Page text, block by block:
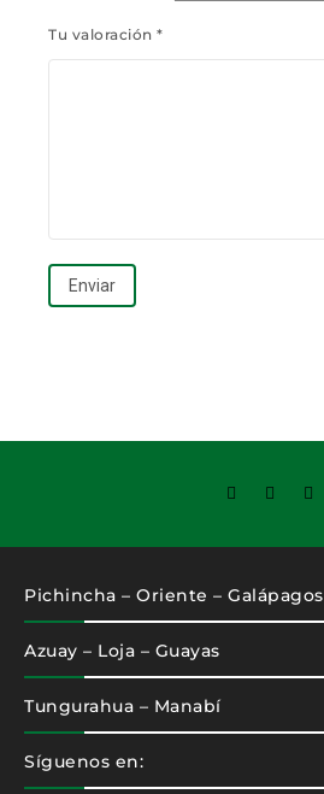
Tu valoración*
Pichincha – Oriente – Galápagos
Azuay – Loja – Guayas
Tungurahua – Manabí
Síguenos en: